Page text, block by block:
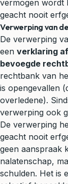
vermogen wordt
geacht nooit
Verwerping van
De verwerping
een verklaring
bevoegde
rechtbank van
is opengevallen
overledene).
verwerping ook
De verwerping
geacht nooit
geen aanspraak
nalatenschap,
schulden. Het is